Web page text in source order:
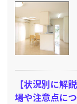
【状況別に解
場や注意点につ